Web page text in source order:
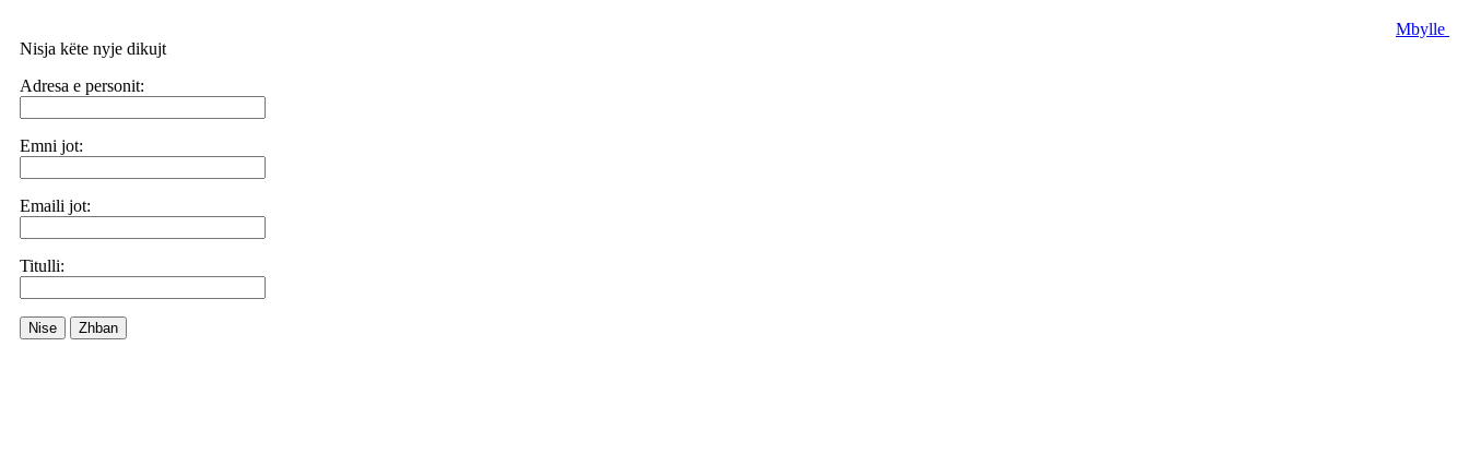
Mbylle
Nisja këte nyje dikujt
Adresa e personit:
Emni jot:
Emaili jot:
Titulli:
Nise Zhban